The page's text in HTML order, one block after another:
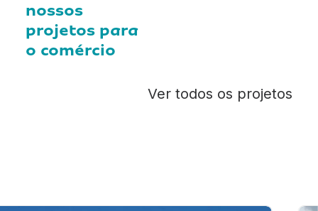
nossos
projetos para
o comércio
Ver todos os projetos